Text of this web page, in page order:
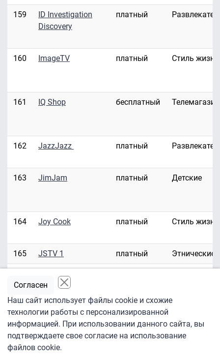
159
ID Investigation
Discovery
платный
160 ImageTV платный Стиль жизни
161 IQ Shop бесплатный
162 JazzJazz платный
163 JimJam платный Детские
164 Joy Cook платный Стиль жизни
165 JSTV 1 платный Этнические
JSTV 2
168 KBS World
условно-
Этнические
Наш сайт использует файлы cookie и схожие
технологии работы с персонализированной
информацией. При использовании данного сайта, вы
подтверждаете свое согласие на использование
файлов cookie.
Согласен